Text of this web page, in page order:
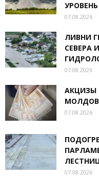
07.08.2026
ЛИВНИ
СЕВЕРА
07.08.2026
АКЦИЗЫ
07.08.2026
07.08.2026